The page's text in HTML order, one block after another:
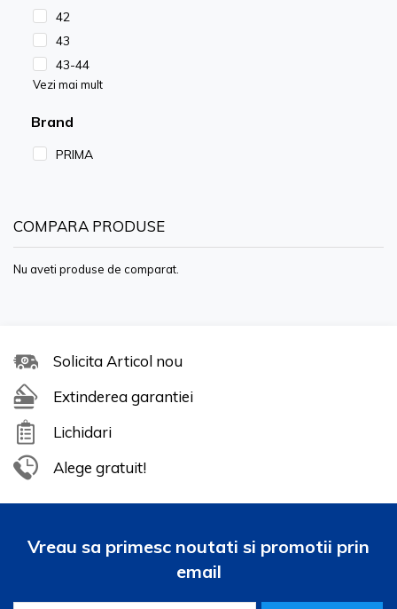
42
43
43-44
Vezi mai mult
Brand
PRIMA
COMPARA PRODUSE
Nu aveti produse de comparat.
Solicita Articol nou
Extinderea garantiei
Lichidari
Alege gratuit!
Vreau sa primesc noutati si promotii prin
email